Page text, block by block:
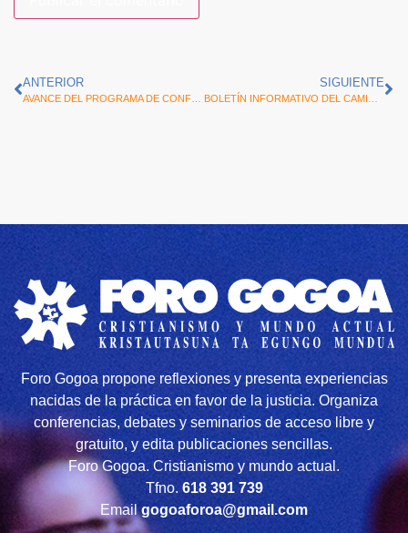
ANTERIOR SIGUIENTE
Foro Gogoa propone reflexiones y presenta experiencias
nacidas de la práctica en favor de la justicia. Organiza
conferencias, debates y seminarios de acceso libre y
gratuito, y edita publicaciones sencillas.
Foro Gogoa. Cristianismo y mundo actual.
Tfno. 618 391 739
Emailgogoaforoa@gmail.com